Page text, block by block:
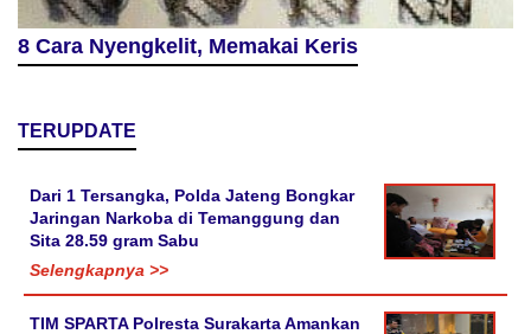
8 Cara Nyengkelit, Memakai Keris
TERUPDATE
Dari 1 Tersangka, Polda Jateng Bongkar
Jaringan Narkoba di Temanggung dan
Sita 28.59 gram Sabu
Selengkapnya >>
TIM SPARTA Polresta Surakarta Amankan